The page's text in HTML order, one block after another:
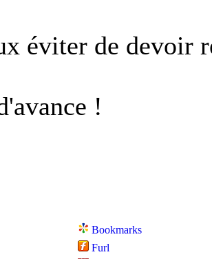
éviter de devoir
!
Bookmarks
Furl